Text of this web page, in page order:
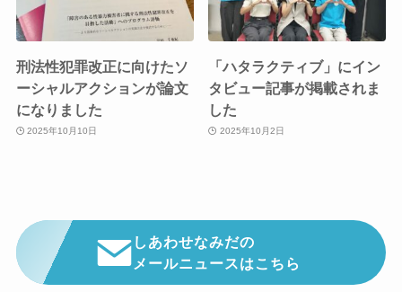
刑法性犯罪改正に向けたソ
ーシャルアクションが論文
になりました
2025年10月10日
「ハタラクティブ」にイン
タビュー記事が掲載されま
した
2025年10月2日
しあわせなみだの
メールニュースはこちら